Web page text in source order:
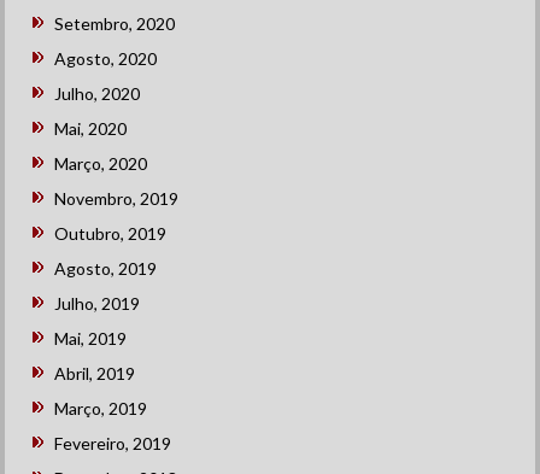
Setembro, 2020
Agosto, 2020
Julho, 2020
Mai, 2020
Março, 2020
Novembro, 2019
Outubro, 2019
Agosto, 2019
Julho, 2019
Mai, 2019
Abril, 2019
Março, 2019
Fevereiro, 2019